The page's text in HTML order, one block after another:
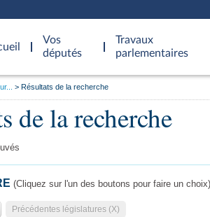
Vos
députés
Travaux
parlementaires
Résultats de la recherche
de la recherche
(Cliquez sur l'un des boutons pour faire un choix)
Précédentes législatures (X)